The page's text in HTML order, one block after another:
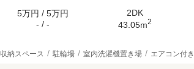
5万円 / 5万円
- / -
2DK
43.05m2
収納スペース 駐輪場 室内洗濯機置き場 エアコン付き